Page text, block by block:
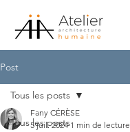
Post
Tous les posts
Tous les posts
Fany CÉRÈSE
5 juil. 2024 1 min de lecture